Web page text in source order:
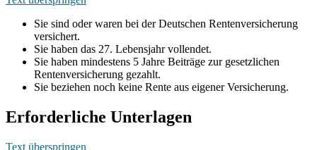
Sie sind oder waren bei der Deutschen Rentenversicherung
versichert.
Sie haben das 27. Lebensjahr vollendet.
Sie haben mindestens 5 Jahre Beiträge zur gesetzlichen
Rentenversicherung gezahlt.
Sie beziehen noch keine Rente aus eigener Versicherung.
Erforderliche Unterlagen
Text überspringen